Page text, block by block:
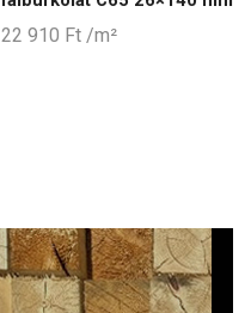
22 910 Ft /m²